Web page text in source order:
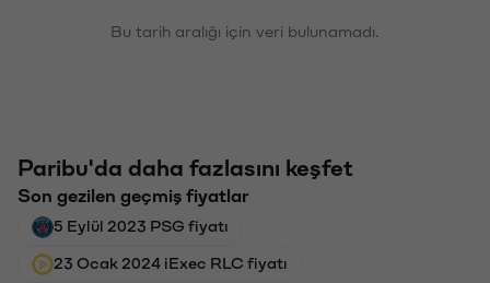
Bu tarih aralığı için veri bulunamadı.
Paribu'da daha fazlasını keşfet
Son gezilen geçmiş fiyatlar
5 Eylül 2023 PSG fiyatı
23 Ocak 2024 iExec RLC fiyatı